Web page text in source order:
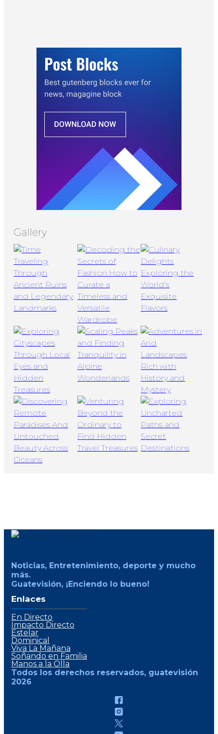
Gallery
Noticias, Entretenimiento, deporte y mucho
más.
Guatevisión, ¡Enciendo lo bueno!
Enlaces
En Directo
Impacto Directo
Estelar
Dominical
Viva La Mañana
Soñando en Familia
Manos a la Olla
Todos los derechos reservados, guatevisión
2026